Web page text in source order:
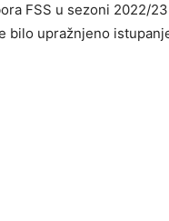
FSS u sezoni 2022/
bilo upražnjeno